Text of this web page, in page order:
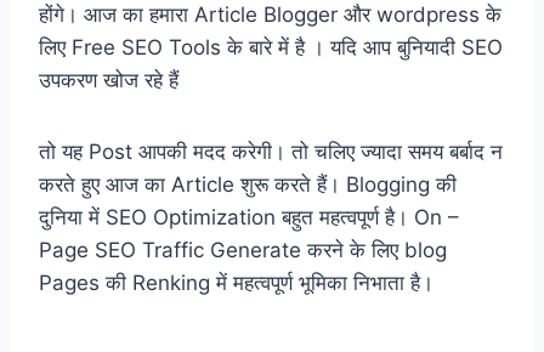
होंगे। आज का हमारा Article Blogger और wordpress के
लिए Free SEO Tools के बारे में है । यदि आप बुनियादी SEO
उपकरण खोज रहे हैं
तो यह Post आपकी मदद करेगी। तो चलिए ज्यादा समय बर्बाद न
करते हुए आज का Article शुरू करते हैं। Blogging की
दुनिया में SEO Optimization बहुत महत्वपूर्ण है। On –
Page SEO Traffic Generate करने के लिए blog
Pages की Renking में महत्वपूर्ण भूमिका निभाता है।